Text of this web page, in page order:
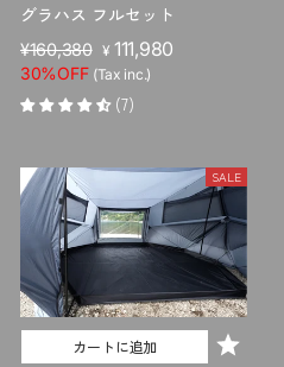
グラハス フルセット
販
売
価
格
¥160,380 セ
ー
ル
価
¥ 111,980
30%OFF (Tax inc.)
(7)
SALE
カートに追加